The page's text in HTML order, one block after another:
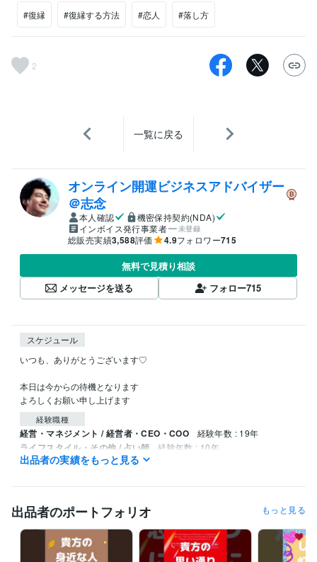
#復縁 #復縁する方法 #恋人 #落し方
2
一覧に戻る
オンライン開運ビジネスアドバイザー
＠志念
本人確認
機密保持契約(NDA)
インボイス発行事業者
未登録
総販売実績3,588評価 4.9フォロワー715
無料で見積り相談
メッセージを送る
フォロー715
スケジュール
いつも、ありがとうございます♡
本日は今からの待機となります
よろしくお願い申し上げます
経験職種
経営・マネジメント / 経営者・CEO・COO 経験年数 : 19年
ライフスタイル・その他 / 占い師 経験年数 : 10年
ライフスタイル・その他 / イベント司会
ライフスタイル・その他 / アドバイザー 経験年数 : 20年
職歴
鈴木ライブリサーチ 2020年2月 ~ 現在
受賞歴
出品者の実績をもっと見る
出品者のポートフォリオ もっと見る